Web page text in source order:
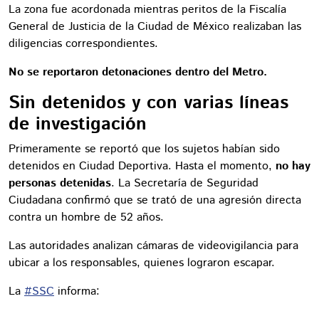
La zona fue acordonada mientras peritos de la Fiscalía
General de Justicia de la Ciudad de México realizaban las
diligencias correspondientes.
No se reportaron detonaciones dentro del Metro.
Sin detenidos y con varias líneas
de investigación
Primeramente se reportó que los sujetos habían sido
detenidos en Ciudad Deportiva. Hasta el momento, no hay
personas detenidas. La Secretaría de Seguridad
Ciudadana confirmó que se trató de una agresión directa
contra un hombre de 52 años.
Las autoridades analizan cámaras de videovigilancia para
ubicar a los responsables, quienes lograron escapar.
La #SSC informa: